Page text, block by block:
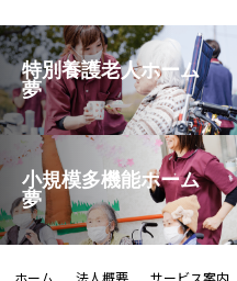
特別養護老人ホーム
夢
小規模多機能ホーム
夢
ホーム 法人概要 サービス案内